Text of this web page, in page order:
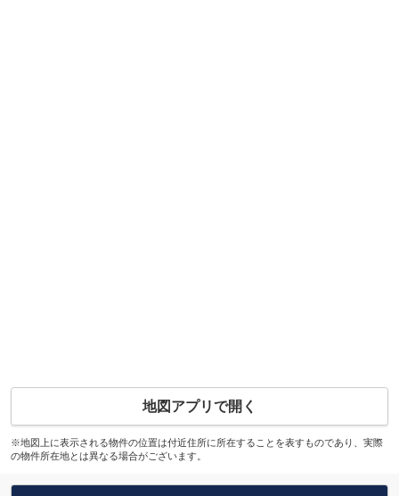
地図アプリで開く
※地図上に表示される物件の位置は付近住所に所在することを表すものであり、実際
の物件所在地とは異なる場合がございます。